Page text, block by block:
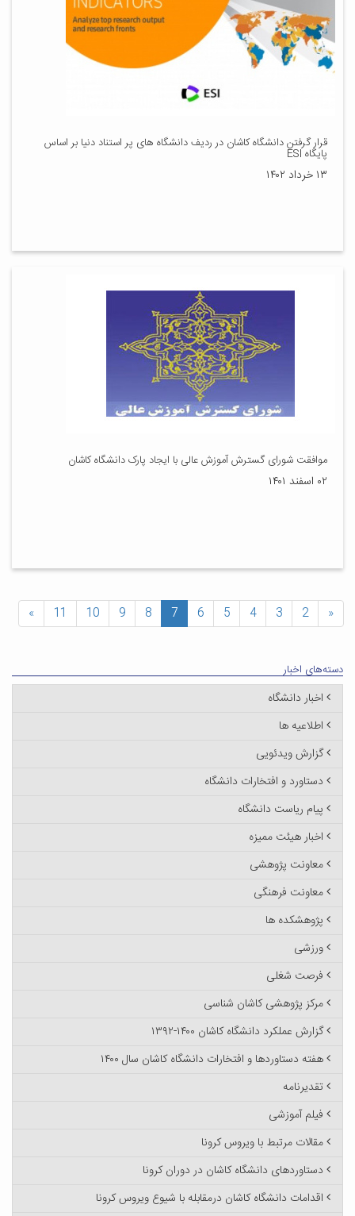
قرار گرفتن دانشگاه کاشان در ردیف دانشگاه های پر استناد دنیا بر اساس
پایگاه ESI
۱۳ خرداد ۱۴۰۲
موافقت شورای گسترش آموزش عالی با ایجاد پارک دانشگاه کاشان
۰۲ اسفند ۱۴۰۱
«
2
3
4
5
6
7
8
9
10
11
»
دسته‌های اخبار
اخبار دانشگاه
اطلاعیه ها
گزارش ویدئویی
دستاورد و افتخارات دانشگاه
پیام ریاست دانشگاه
اخبار هیئت ممیزه
معاونت پژوهشی
معاونت فرهنگی
پژوهشکده ها
ورزشی
فرصت شغلی
مرکز پژوهشی کاشان شناسی
گزارش عملکرد دانشگاه کاشان ۱۴۰۰-۱۳۹۲
هفته دستاوردها و افتخارات دانشگاه کاشان سال ۱۴۰۰
تقدیرنامه
فیلم آموزشی
مقالات مرتبط با ویروس کرونا
دستاوردهای دانشگاه کاشان در دوران کرونا
اقدامات دانشگاه کاشان درمقابله با شیوع ویروس کرونا